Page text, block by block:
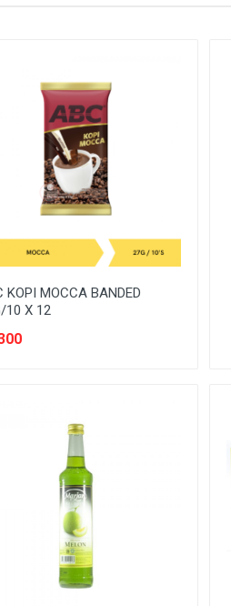
KOPI MOCCA BANDED
10 X 12